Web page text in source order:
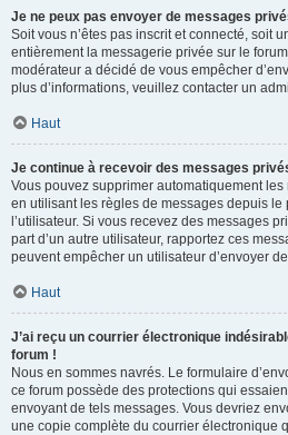
Je ne peux pas envoyer de messages
Soit vous n’êtes pas inscrit et connecté, soit
entièrement la messagerie privée sur le
modérateur a décidé de vous empêcher
plus d’informations, veuillez contacter un
Haut
Je continue à recevoir des messages
Vous pouvez supprimer automatiquement
en utilisant les règles de messages depuis le
l’utilisateur. Si vous recevez des messages
part d’un autre utilisateur, rapportez ces
peuvent empêcher un utilisateur d’envoyer
Haut
J’ai reçu un courrier électronique
forum !
Nous en sommes navrés. Le formulaire
ce forum possède des protections qui
envoyant de tels messages. Vous devriez
une copie complète du courrier électronique